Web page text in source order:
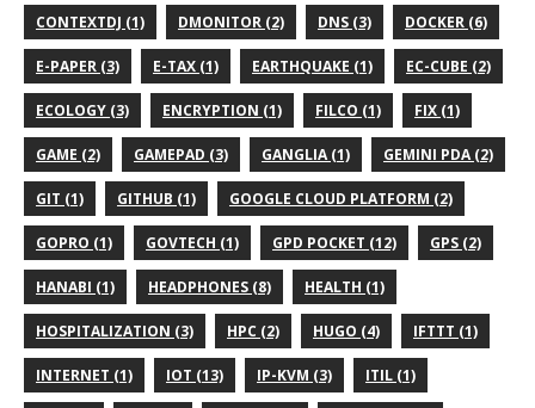
CONTEXTDJ (1) DMONITOR (2) DNS (3) DOCKER (6)
E-PAPER (3) E-TAX (1) EARTHQUAKE (1) EC-CUBE (2)
ECOLOGY (3) ENCRYPTION (1) FILCO (1) FIX (1)
GAME (2) GAMEPAD (3) GANGLIA (1) GEMINI PDA (2)
GIT (1) GITHUB (1) GOOGLE CLOUD PLATFORM (2)
GOPRO (1) GOVTECH (1) GPD POCKET (12) GPS (2)
HANABI (1) HEADPHONES (8) HEALTH (1)
HOSPITALIZATION (3) HPC (2) HUGO (4) IFTTT (1)
INTERNET (1) IOT (13) IP-KVM (3) ITIL (1)